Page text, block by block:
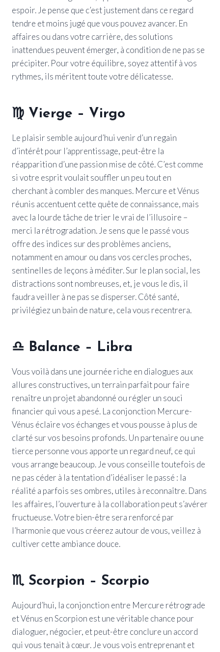
espoir. Je pense que c’est justement dans ce regard
tendre et moins jugé que vous pouvez avancer. En
affaires ou dans votre carrière, des solutions
inattendues peuvent émerger, à condition de ne pas se
précipiter. Pour votre équilibre, soyez attentif à vos
rythmes, ils méritent toute votre délicatesse.
♍ Vierge – Virgo
Le plaisir semble aujourd’hui venir d’un regain
d’intérêt pour l’apprentissage, peut-être la
réapparition d’une passion mise de côté. C’est comme
si votre esprit voulait souffler un peu tout en
cherchant à combler des manques. Mercure et Vénus
réunis accentuent cette quête de connaissance, mais
avec la lourde tâche de trier le vrai de l’illusoire –
merci la rétrogradation. Je sens que le passé vous
offre des indices sur des problèmes anciens,
notamment en amour ou dans vos cercles proches,
sentinelles de leçons à méditer. Sur le plan social, les
distractions sont nombreuses, et, je vous le dis, il
faudra veiller à ne pas se disperser. Côté santé,
privilégiez un bain de nature, cela vous recentrera.
♎ Balance – Libra
Vous voilà dans une journée riche en dialogues aux
allures constructives, un terrain parfait pour faire
renaître un projet abandonné ou régler un souci
financier qui vous a pesé. La conjonction Mercure-
Vénus éclaire vos échanges et vous pousse à plus de
clarté sur vos besoins profonds. Un partenaire ou une
tierce personne vous apporte un regard neuf, ce qui
vous arrange beaucoup. Je vous conseille toutefois de
ne pas céder à la tentation d’idéaliser le passé : la
réalité a parfois ses ombres, utiles à reconnaître. Dans
les affaires, l’ouverture à la collaboration peut s’avérer
fructueuse. Votre bien-être sera renforcé par
l’harmonie que vous créerez autour de vous, veillez à
cultiver cette ambiance douce.
♏ Scorpion – Scorpio
Aujourd’hui, la conjonction entre Mercure rétrograde
et Vénus en Scorpion est une véritable chance pour
dialoguer, négocier, et peut-être conclure un accord
qui vous tenait à cœur. Je vous vois entreprenant et